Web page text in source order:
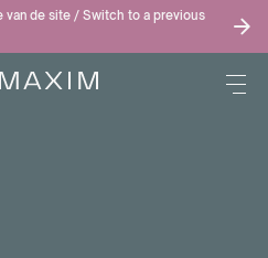
van de site / Switch to a previous